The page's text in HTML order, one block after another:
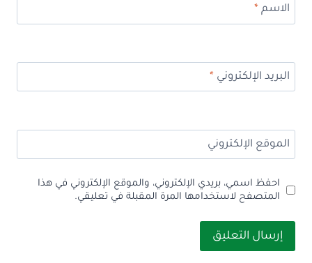
الاسم*
البريد الإلكتروني*
الموقع الإلكتروني
احفظ اسمي، بريدي الإلكتروني، والموقع الإلكتروني في هذا
المتصفح لاستخدامها المرة المقبلة في تعليقي.